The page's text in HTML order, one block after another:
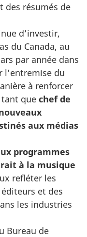
des résumés de
d’investir,
du Canada, au
par année dans
l’entremise du
à renforcer
tant que chef de
aux médias
programmes
à la musique
refléter les
et des
les industries
Bureau de